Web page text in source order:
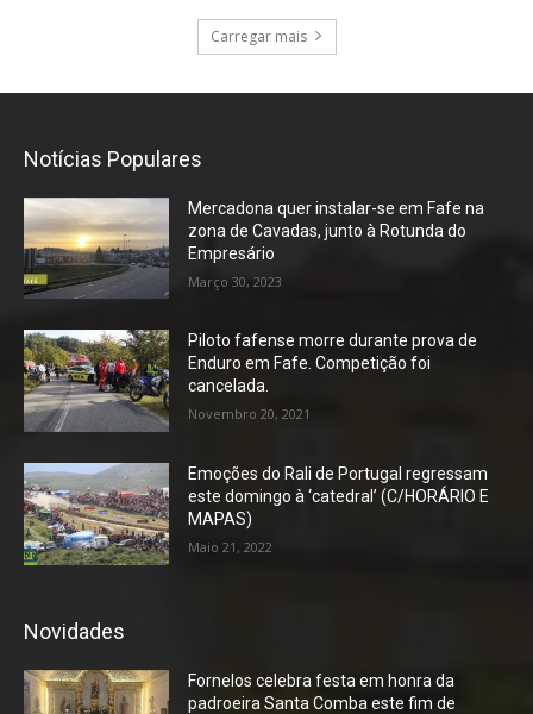
Carregar mais
Notícias Populares
Mercadona quer instalar-se em Fafe na
zona de Cavadas, junto à Rotunda do
Empresário
Março 30, 2023
Piloto fafense morre durante prova de
Enduro em Fafe. Competição foi
cancelada.
Novembro 20, 2021
Emoções do Rali de Portugal regressam
este domingo à ‘catedral’ (C/HORÁRIO E
MAPAS)
Maio 21, 2022
Novidades
Fornelos celebra festa em honra da
padroeira Santa Comba este fim de